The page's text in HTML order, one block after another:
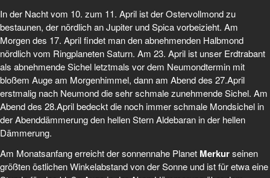
In der Nacht vom 10. zum 11. April ist der Ostervollmond zu
bestaunen, der nördlich an Jupiter und Spica vorbeizieht. Am
Morgen des 17. April findet man den abnehmenden Halbmond
nördlich vom Ringplaneten Saturn. Am 23. April ist unser Erdtrabant
als abnehmende Sichel letztmals vor dem Neumondtermin mit
bloßem Auge am Morgenhimmel, dann am Abend des 27.April
erstmalig nach Neumond die sehr schmale zunehmende Sichel. Am
Abend des 28.April bedeckt die noch immer schmale Mondsichel in
der Abenddämmerung den hellen Stern Aldebaran in der hellen
Dämmerung.
Am Monatsanfang erreicht der sonnennahe Planet Merkurseinen
größten östlichen Winkelabstand von der Sonne und ist für etwa eine